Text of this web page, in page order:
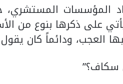
المؤسسات
على ذكرها بنوع من
العجب، ودائماً كان